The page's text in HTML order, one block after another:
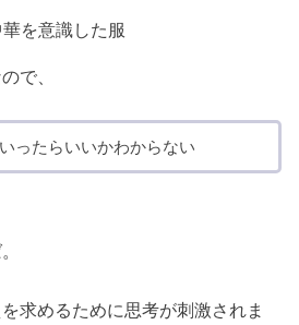
を意識した服
で、
ったらいいかわからない
求めるために思考が刺激されま